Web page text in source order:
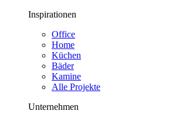
Inspirationen
Office
Home
Küchen
Bäder
Kamine
Alle Projekte
Unternehmen